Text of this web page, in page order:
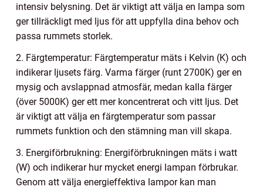
intensiv belysning. Det är viktigt att välja en lampa som
ger tillräckligt med ljus för att uppfylla dina behov och
passa rummets storlek.
2. Färgtemperatur: Färgtemperatur mäts i Kelvin (K) och
indikerar ljusets färg. Varma färger (runt 2700K) ger en
mysig och avslappnad atmosfär, medan kalla färger
(över 5000K) ger ett mer koncentrerat och vitt ljus. Det
är viktigt att välja en färgtemperatur som passar
rummets funktion och den stämning man vill skapa.
3. Energiförbrukning: Energiförbrukningen mäts i watt
(W) och indikerar hur mycket energi lampan förbrukar.
Genom att välja energieffektiva lampor kan man